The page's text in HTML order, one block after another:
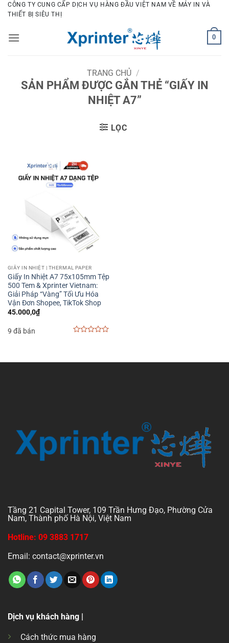
Bỏ
qua
dung
CÔNG TY CUNG CẤP DỊCH VỤ HÀNG ĐẦU VIỆT NAM VỀ MÁY IN VÀ
THIẾT BỊ SIÊU THỊ
0
TRANG CHỦ /
SẢN PHẨM ĐƯỢC GẮN THẺ “GIẤY IN
NHIỆT A7”
LỌC
GIẤY IN NHIỆT | THERMAL PAPER
Giấy In Nhiệt A7 75x105mm Tệp
500 Tem & Xprinter Vietnam:
Giải Pháp “Vàng” Tối Ưu Hóa
Vận Đơn Shopee, TikTok Shop
45.000,0₫
9 đã bán
5
Tầng 21 Capital Tower, 109 Trần Hưng Đạo, Phường Cửa
Nam, Thành phố Hà Nội, Việt Nam
Hotline: 09 3883 1717
Email: contact@xprinter.vn
Dịch vụ khách hàng |
Cách thức mua hàng